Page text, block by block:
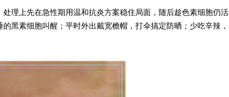
理上先在急性期用温和抗炎方案稳住局面，随后趁色素细胞仍活
黑素细胞叫醒；平时外出戴宽檐帽，打伞搞定防晒；少吃辛辣，